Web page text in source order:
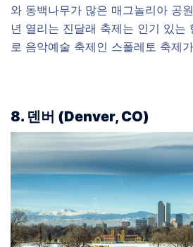
와 동백나무가 많은 매그놀리아 공
년 열리는 진달래 축제는 인기 있는
로 음악예술 축제인 스폴레토 축제
8. 덴버 (Denver, CO)